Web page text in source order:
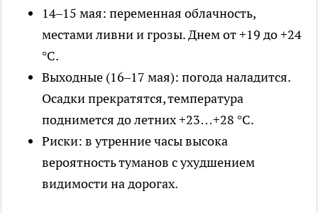
14–15 мая: переменная облачность,
местами ливни и грозы. Днем от +19 до +24
°С.
Выходные (16–17 мая): погода наладится.
Осадки прекратятся, температура
поднимется до летних +23…+28 °С.
Риски: в утренние часы высока
вероятность туманов с ухудшением
видимости на дорогах.